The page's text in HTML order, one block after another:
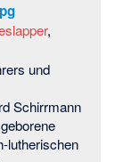
,
und
Schirrmann
lutherischen